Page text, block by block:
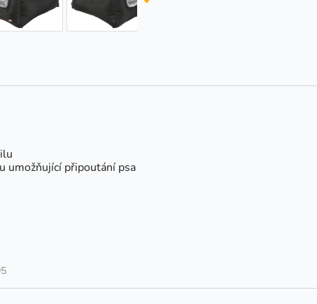
umožňující připoutání psa